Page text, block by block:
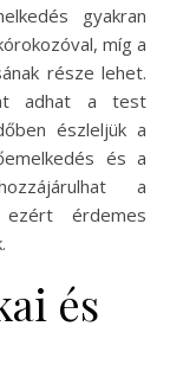
gyakran
míg a
része lehet.
adhat a test
észleljük a
és a
a
érdemes
és